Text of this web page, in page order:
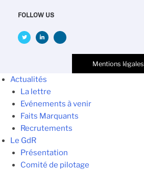
FOLLOW US
Mentions légales
Actualités
La lettre
Evénements à venir
Faits Marquants
Recrutements
Le GdR
Présentation
Comité de pilotage